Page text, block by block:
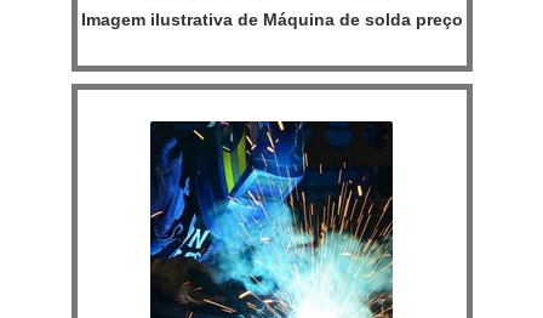
Imagem ilustrativa de Máquina de solda preço